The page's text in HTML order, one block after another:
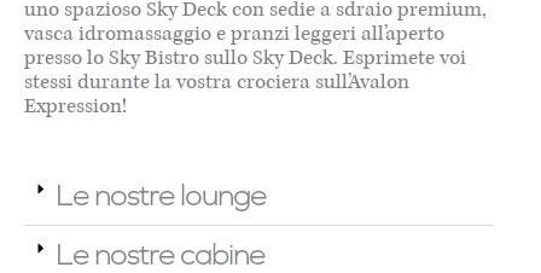
uno spazioso Sky Deck con sedie a sdraio premium,
vasca idromassaggio e pranzi leggeri all’aperto
presso lo Sky Bistro sullo Sky Deck. Esprimete voi
stessi durante la vostra crociera sull’Avalon
Expression!
Le nostre lounge
Le nostre cabine